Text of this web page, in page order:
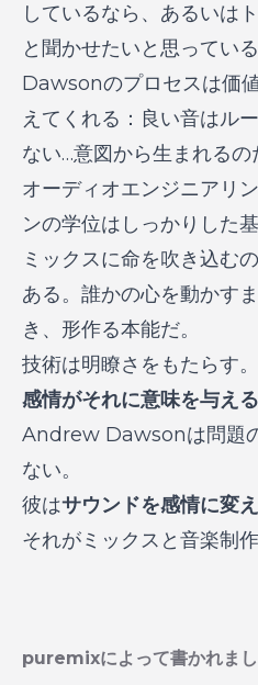
しているなら、あるいは
と聞かせたいと思ってい
Dawsonのプロセスは価
えてくれる：良い音はル
ない…意図から生まれるの
オーディオエンジニアリ
ンの学位はしっかりした
ミックスに命を吹き込む
ある。誰かの心を動かす
き、形作る本能だ。
技術は明瞭さをもたらす。
感情がそれに意味を与える
Andrew Dawsonは問題
ない。
彼はサウンドを感情に変
それがミックスと音楽制
puremixによって書かれま